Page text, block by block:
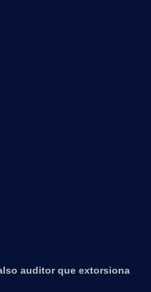
auditor que extorsiona